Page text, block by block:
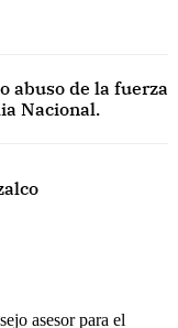
abuso de la fuerza
Nacional.
asesor para el